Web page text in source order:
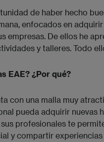
de haber hecho
enfocados en
empresas. De ellos he
y talleres. Todo
EAE? ¿Por qué?
con una malla muy
pueda adquirir nuevas
profesionales te
y compartir